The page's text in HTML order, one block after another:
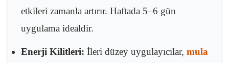
etkileri zamanla artırır. Haftada 5–6 gün
uygulama idealdir.
Enerji Kilitleri: İleri düzey uygulayıcılar, mula